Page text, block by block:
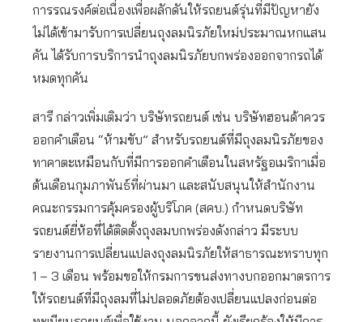
การรณรงค์ต่อเนื่องเพื่อผลักดันให้รถยนต์รุ่นที่มีปัญหายัง
ไม่ได้เข้ามารับการเปลี่ยนถุงลมนิรภัยใหม่ประมาณหกแสน
คัน ได้รับการบริการนำถุงลมนิรภัยบกพร่องออกจากรถได้
หมดทุกคัน
สารี กล่าวเพิ่มเติมว่า บริษัทรถยนต์ เช่น บริษัทฮอนด้าควร
ออกคำเตือน “ห้ามขับ” สำหรับรถยนต์ที่มีถุงลมนิรภัยของ
ทาคาตะเหมือนกับที่มีการออกคำเตือนในสหรัฐอเมริกาเมื่อ
ต้นเดือนกุมภาพันธ์ที่ผ่านมา และสนับสนุนให้สำนักงาน
คณะกรรมการคุ้มครองผู้บริโภค (สคบ.) กำหนดบริษัท
รถยนต์ยี่ห้อที่ได้ติดตั้งถุงลมบกพร่องดังกล่าว มีระบบ
รายงานการเปลี่ยนแปลงถุงลมนิรภัยให้สาธารณะทราบทุก
1 – 3 เดือน พร้อมขอให้กรมการขนส่งทางบกออกมาตรการ
ให้รถยนต์ที่มีถุงลมที่ไม่ปลอดภัยต้องเปลี่ยนแปลงก่อนต่อ